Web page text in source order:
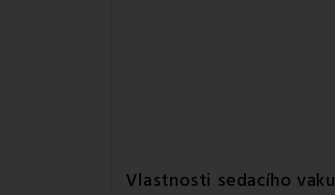
Vlastnosti sedacího vaku